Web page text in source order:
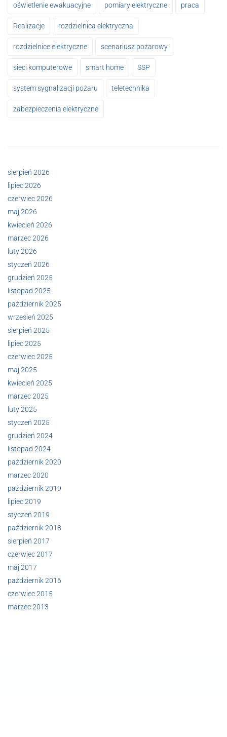
oświetlenie ewakuacyjne pomiary elektryczne praca
Realizacje rozdzielnica elektryczna
rozdzielnice elektryczne scenariusz pożarowy
sieci komputerowe smart home SSP
system sygnalizacji pożaru teletechnika
zabezpieczenia elektryczne
sierpień 2026
lipiec 2026
czerwiec 2026
maj 2026
kwiecień 2026
marzec 2026
luty 2026
styczeń 2026
grudzień 2025
listopad 2025
październik 2025
wrzesień 2025
sierpień 2025
lipiec 2025
czerwiec 2025
maj 2025
kwiecień 2025
marzec 2025
luty 2025
styczeń 2025
grudzień 2024
listopad 2024
październik 2020
marzec 2020
październik 2019
lipiec 2019
styczeń 2019
październik 2018
sierpień 2017
czerwiec 2017
maj 2017
październik 2016
czerwiec 2015
marzec 2013